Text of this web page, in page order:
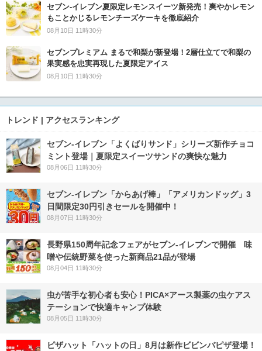
セブン‐イレブン夏限定レモンスイーツ新発売！爽やかレモン
もことかじるレモンチーズケーキを徹底紹介
08月10日 11時30分
セブンプレミアム まるで和梨が新登場！2層仕立てで和梨の
果実感を忠実再現した夏限定アイス
08月10日 11時30分
トレンド | アクセスランキング
セブン‐イレブン「よくばりサンド」シリーズ新作チョコ
ミント登場｜夏限定スイーツサンドの爽快な魅力
08月06日 11時30分
セブン‐イレブン「からあげ棒」「アメリカンドッグ」3
日間限定30円引きセールを開催中！
08月07日 11時30分
長野県150周年記念フェアがセブン-イレブンで開催 味
噌や伝統野菜を使った新商品21品が登場
08月04日 11時30分
虫が苦手な初心者も安心！PICA×アース製薬の虫ケアス
テーションで快適キャンプ体験
08月05日 11時30分
ピザハット「ハットの日」8月は新作ビビンバピザ登場！